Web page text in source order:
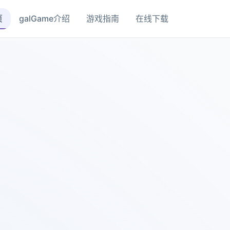
galGame介绍 游戏指南 在线下载